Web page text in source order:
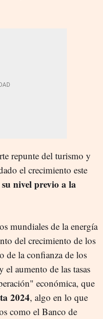
repunte del turismo y
el crecimiento este
nivel previo a la
mundiales de la energía
del crecimiento de los
de la confianza de los
el aumento de las tasas
económica, que
2024, algo en lo que
como el Banco de